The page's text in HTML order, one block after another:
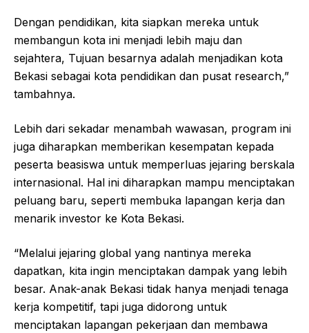
Dengan pendidikan, kita siapkan mereka untuk
membangun kota ini menjadi lebih maju dan
sejahtera, Tujuan besarnya adalah menjadikan kota
Bekasi sebagai kota pendidikan dan pusat research,”
tambahnya.
Lebih dari sekadar menambah wawasan, program ini
juga diharapkan memberikan kesempatan kepada
peserta beasiswa untuk memperluas jejaring berskala
internasional. Hal ini diharapkan mampu menciptakan
peluang baru, seperti membuka lapangan kerja dan
menarik investor ke Kota Bekasi.
“Melalui jejaring global yang nantinya mereka
dapatkan, kita ingin menciptakan dampak yang lebih
besar. Anak-anak Bekasi tidak hanya menjadi tenaga
kerja kompetitif, tapi juga didorong untuk
menciptakan lapangan pekerjaan dan membawa